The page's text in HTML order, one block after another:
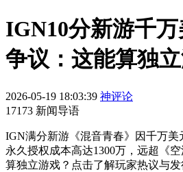
IGN10分新游千万
争议：这能算独
2026-05-19 18:03:39 神评论
17173 新闻导语
IGN满分新游《混音青春》因千万美
永久授权成本高达1300万，远超《
算独立游戏？点击了解玩家热议与发